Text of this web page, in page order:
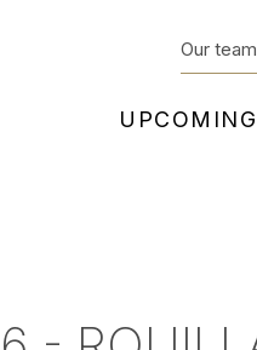
Our team